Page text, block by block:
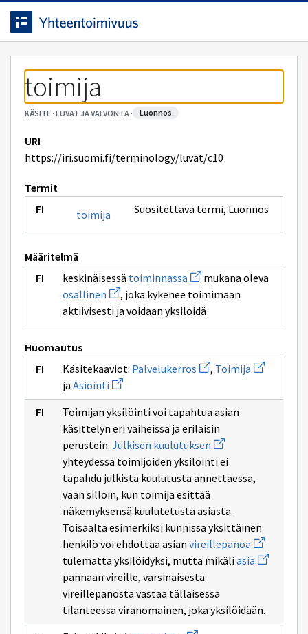
Siirrytty
sivulle
Siirry suoraan sisältöön.
toimija
KÄSITE· LUVAT JA VALVONTA· luonnos
URI
https://iri.suomi.fi/terminology/luvat/c10
Termit
toimija
Suositettava termi, Luonnos
Määritelmä
keskinäisessä toiminnassa Avaa
uuden
ikkunan
sivulle
toiminnassa
mukana oleva
osallinen Avaa
uuden
ikkunan
sivulle
, joka kykenee toimimaan
aktiivisesti ja voidaan yksilöidä
Huomautus
Käsitekaaviot: Palvelukerros Avaa
uuden
sivulle
Palvelukerros
, Toimija Avaa
uuden
sivulle
ja Asiointi Avaa
uuden
ikkunan
sivulle
Asiointi
Toimijan yksilöinti voi tapahtua asian
käsittelyn eri vaiheissa ja erilaisin
perustein. Julkisen kuulutuksen Avaa
uuden
ikkunan
sivulle
Julkisen
yhteydessä toimijoiden yksilöinti ei
tapahdu julkista kuulutusta annettaessa,
vaan silloin, kun toimija esittää
näkemyksensä kuulutetusta asiasta.
Toisaalta esimerkiksi kunnissa yksittäinen
henkilö voi ehdottaa asian vireillepanoa Avaa
uuden
ikkunan
tulematta yksilöidyksi, mutta mikäliasia Avaa
uuden
pannaan vireille, varsinaisesta
vireillepanosta vastaa tällaisessa
tilanteessa viranomainen, joka yksilöidään.